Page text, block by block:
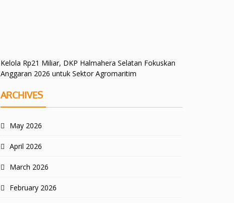
Kelola Rp21 Miliar, DKP Halmahera Selatan Fokuskan
Anggaran 2026 untuk Sektor Agromaritim
ARCHIVES
May 2026
April 2026
March 2026
February 2026